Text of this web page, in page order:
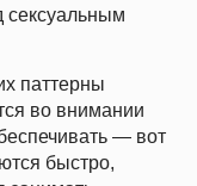
сексуальным
паттерны
во внимании
— вот
быстро,